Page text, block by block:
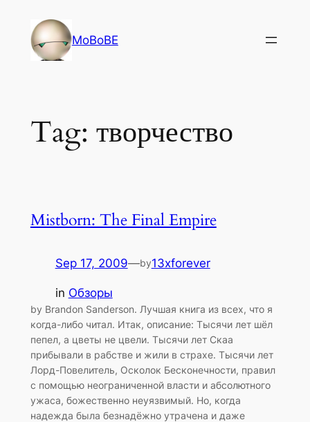
content
MoBoBE
Tag: творчество
Mistborn: The Final Empire
Sep 17, 2009—by13xforever
in Обзоры
by Brandon Sanderson. Лучшая книга из всех, что я
когда-либо читал. Итак, описание: Тысячи лет шёл
пепел, а цветы не цвели. Тысячи лет Скаа
прибывали в рабстве и жили в страхе. Тысячи лет
Лорд-Повелитель, Осколок Бесконечности, правил
с помощью неограниченной власти и абсолютного
ужаса, божественно неуязвимый. Но, когда
надежда была безнадёжно утрачена и даже